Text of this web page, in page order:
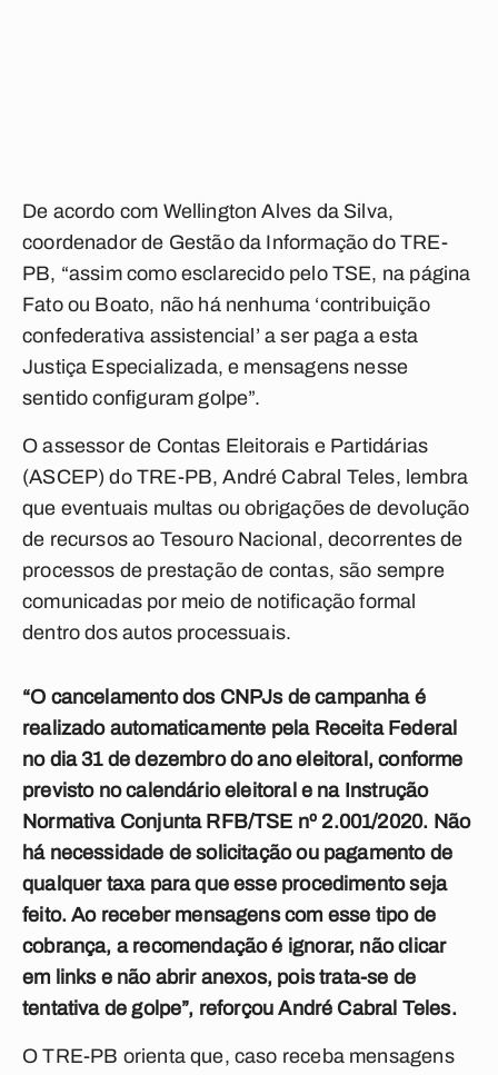
De acordo com Wellington Alves da Silva,
coordenador de Gestão da Informação do TRE-
PB, “assim como esclarecido pelo TSE, na página
Fato ou Boato, não há nenhuma ‘contribuição
confederativa assistencial’ a ser paga a esta
Justiça Especializada, e mensagens nesse
sentido configuram golpe”.
O assessor de Contas Eleitorais e Partidárias
(ASCEP) do TRE-PB, André Cabral Teles, lembra
que eventuais multas ou obrigações de devolução
de recursos ao Tesouro Nacional, decorrentes de
processos de prestação de contas, são sempre
comunicadas por meio de notificação formal
dentro dos autos processuais.
“O cancelamento dos CNPJs de campanha é
realizado automaticamente pela Receita Federal
no dia 31 de dezembro do ano eleitoral, conforme
previsto no calendário eleitoral e na Instrução
Normativa Conjunta RFB/TSE nº 2.001/2020. Não
há necessidade de solicitação ou pagamento de
qualquer taxa para que esse procedimento seja
feito. Ao receber mensagens com esse tipo de
cobrança, a recomendação é ignorar, não clicar
em links e não abrir anexos, pois trata-se de
tentativa de golpe”, reforçou André Cabral Teles.
O TRE-PB orienta que, caso receba mensagens